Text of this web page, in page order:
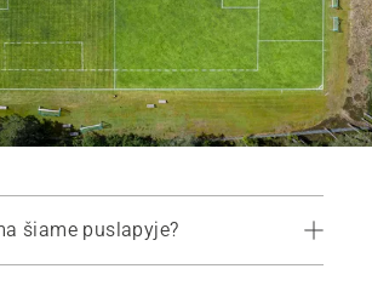
šiame puslapyje?